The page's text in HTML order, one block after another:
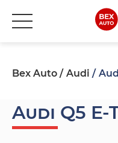
Bex Auto Audi
Audi Q5 E-